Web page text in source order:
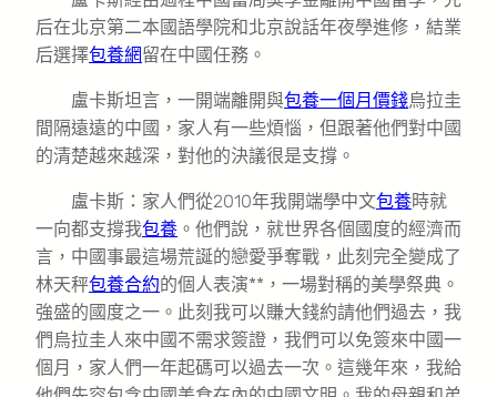
后在北京第二本國語學院和北京說話年夜學進修，結業
后選擇包養網留在中國任務。
盧卡斯坦言，一開端離開與包養一個月價錢烏拉圭
間隔遠遠的中國，家人有一些煩惱，但跟著他們對中國
的清楚越來越深，對他的決議很是支撐。
盧卡斯：家人們從2010年我開端學中文包養時就
一向都支撐我包養 。他們說，就世界各個國度的經濟而
言，中國事最這場荒誕的戀愛爭奪戰，此刻完全變成了
林天秤包養合約的個人表演**，一場對稱的美學祭典。
強盛的國度之一。此刻我可以賺大錢約請他們過去，我
們烏拉圭人來中國不需求簽證，我們可以免簽來中國一
個月，家人們一年起碼可以過去一次。這幾年來，我給